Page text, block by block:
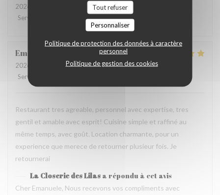
Tout refuser
Personnaliser
Politique de protection des données à caractère
personnel
Politique de gestion des cookies
2026-07-31
- 20:15 - Couverts 4
Service
:5/5 Cuisine:5/5
Emanuele
2026-07-31
- 20:30 - Couverts 2
Service
Restaurant tres agreable, personnel avec expertise, tres
gentil et amable avec esprit! Cuisine simple et raffiné au
même temps, avec goût. Location charmante, pour un
experience que merece de retourner plusieur fois. Je
retournerai
La Closerie des Lilas a répondu à cet avis
Cher Emanuele, Nous recevons vos compliments avec